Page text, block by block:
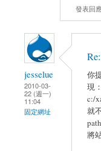
發表回
jesselue
2010-03-
22 (週一)
11:04
固定網址
你
現
c:/
就
將